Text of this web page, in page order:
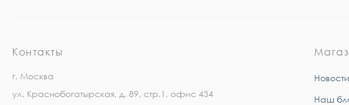
Контакты
г. Москва
ул. Краснобогатырская, д. 89, стр.1, офис 434
Новости
Наш